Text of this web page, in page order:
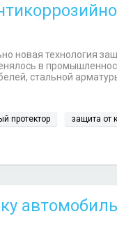
новая технология
в
стальной
протектор
защита от